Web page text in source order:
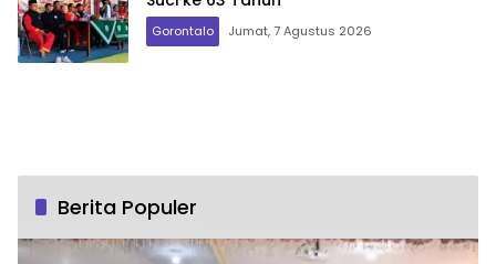
Gorontalo Jumat, 7 Agustus 2026
Berita Populer